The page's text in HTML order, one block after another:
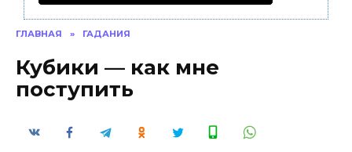
ГЛАВНАЯ » ГАДАНИЯ
Кубики — как мне
поступить